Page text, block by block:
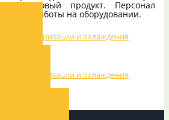
готовый продукт. Персонал
работы на оборудовании.